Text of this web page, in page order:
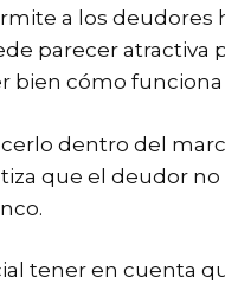
a los
parecer
cómo
dentro del
que el deudor
tener en cuenta